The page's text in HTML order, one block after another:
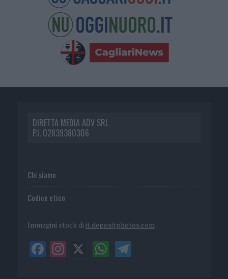
DIRETTA MEDIA ADV SRL
P.I. 02839380306
Chi siamo
Codice etico
Immagini stock di it.depositphotos.com